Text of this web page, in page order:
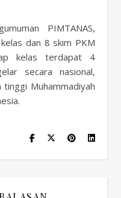
PIMTANAS,
dan 8 skim PKM
kelas terdapat 4
secara nasional,
Muhammadiyah